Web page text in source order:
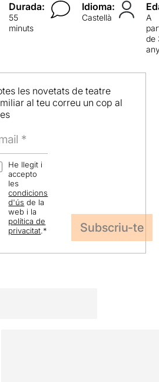
Durada:
55
minuts
Idioma:
Castellà
A
de
les novetats de teatre
al teu correu un cop al
He llegit i
accepto
les
condicions
d'ús de la
web i la
política de
privacitat.*